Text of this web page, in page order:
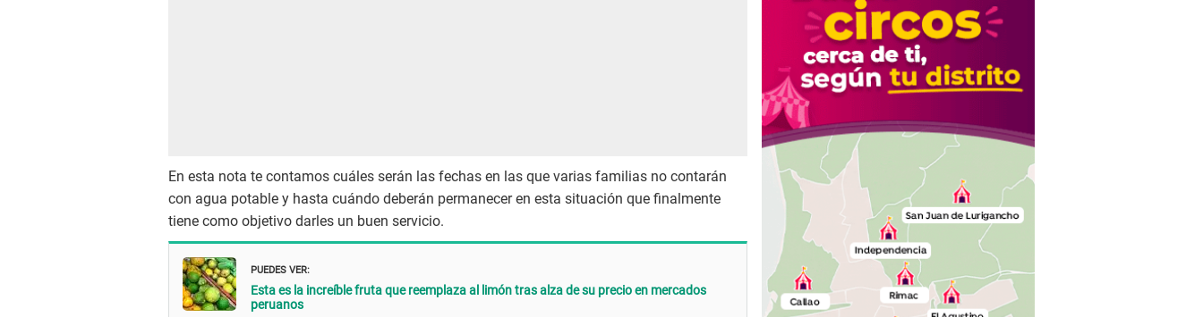
En esta nota te contamos cuáles serán las fechas en las que varias familias no contarán
con agua potable y hasta cuándo deberán permanecer en esta situación que finalmente
tiene como objetivo darles un buen servicio.
PUEDES VER:
Esta es la increíble fruta que reemplaza al limón tras alza de su precio en mercados
peruanos